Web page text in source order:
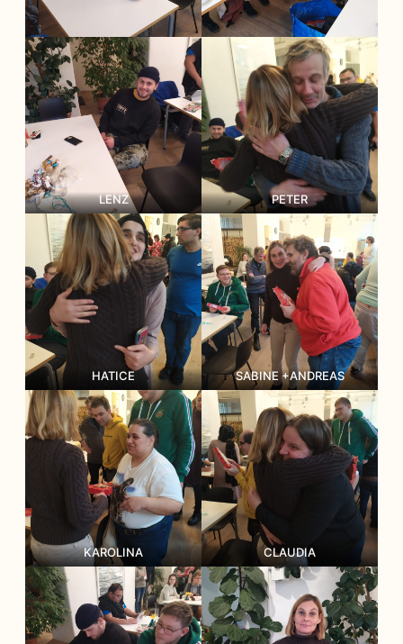
LENZ PETER
HATICE SABINE +ANDREAS
KAROLINA CLAUDIA